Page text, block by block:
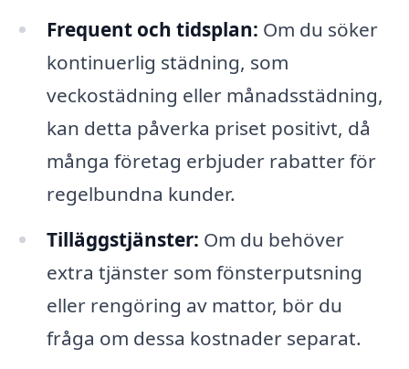
Frequent och tidsplan: Om du söker
kontinuerlig städning, som
veckostädning eller månadsstädning,
kan detta påverka priset positivt, då
många företag erbjuder rabatter för
regelbundna kunder.
Tilläggstjänster: Om du behöver
extra tjänster som fönsterputsning
eller rengöring av mattor, bör du
fråga om dessa kostnader separat.